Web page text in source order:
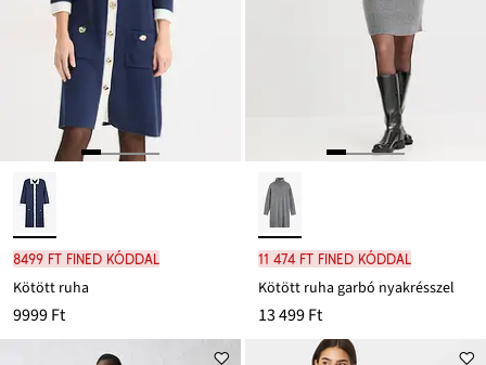
8499 Ft FINED kóddal
Kötött ruha
9999 Ft
11 474 Ft FINED kóddal
Kötött ruha garbó nyakrésszel
13 499 Ft